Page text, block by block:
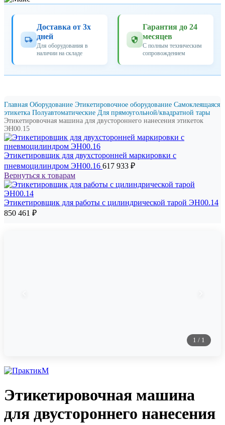
Доставка от 3х
дней
Для оборудования в
наличии на складе
Гарантия до 24
месяцев
С полным техническим
сопровождением
Главная Оборудование Этикетировочное оборудование Самоклеящаяся
этикетка Полуавтоматические Для прямоугoльной/квадратной тары
Этикетировочная машина для двустороннего нанесения этикеток
ЭН00.15
Этикетировщик для двухсторонней маркировки с
пневмоцилиндром ЭН00.16 617 933 ₽
Вернуться к товарам
Этикетировщик для работы с цилиндрической тарой ЭН00.14
850 461 ₽
1 / 1
Этикетировочная машина
для двустороннего нанесения